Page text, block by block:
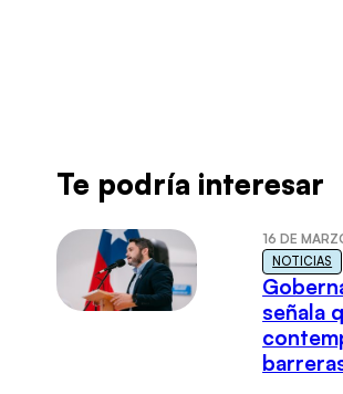
Te podría interesar
16 DE
NOTICIAS
señala